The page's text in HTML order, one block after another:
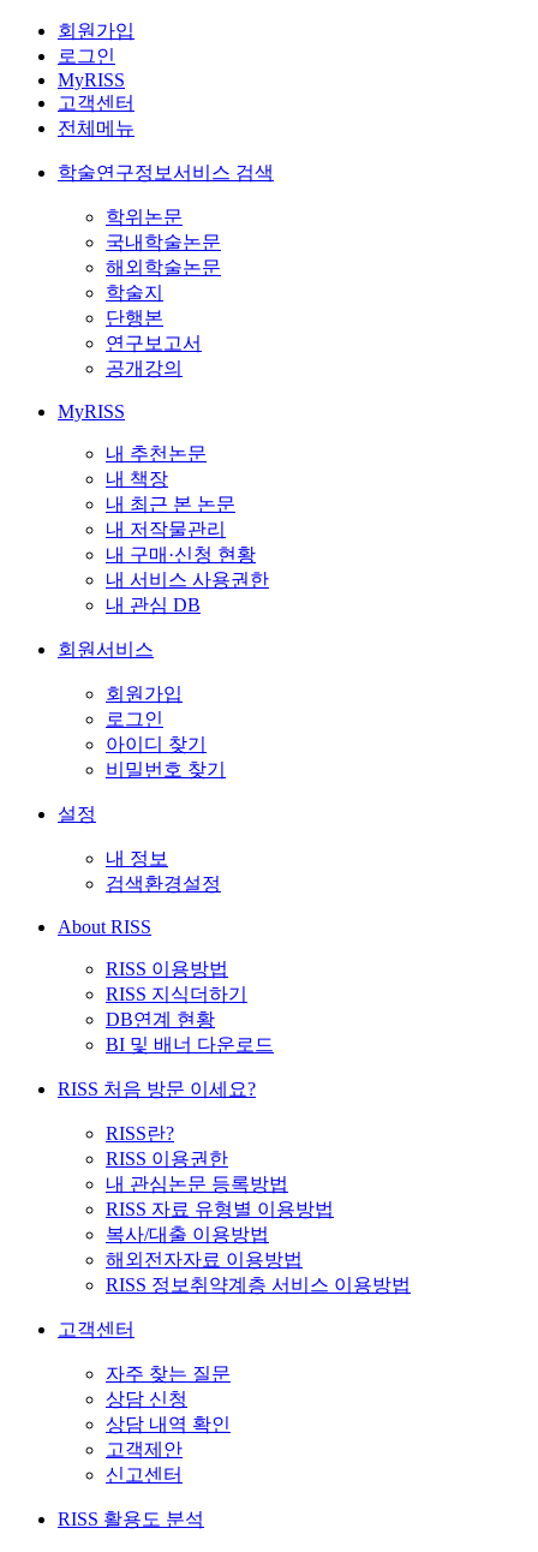
회원가입
로그인
MyRISS
고객센터
전체메뉴
학술연구정보서비스 검색
학위논문
국내학술논문
해외학술논문
학술지
단행본
연구보고서
공개강의
MyRISS
내 추천논문
내 책장
내 최근 본 논문
내 저작물관리
내 구매·신청 현황
내 서비스 사용권한
내 관심 DB
회원서비스
회원가입
로그인
아이디 찾기
비밀번호 찾기
설정
내 정보
검색환경설정
About RISS
RISS 이용방법
RISS 지식더하기
DB연계 현황
BI 및 배너 다운로드
RISS 처음 방문 이세요?
RISS란?
RISS 이용권한
내 관심논문 등록방법
RISS 자료 유형별 이용방법
복사/대출 이용방법
해외전자자료 이용방법
RISS 정보취약계층 서비스 이용방법
고객센터
자주 찾는 질문
상담 신청
상담 내역 확인
고객제안
신고센터
RISS 활용도 분석